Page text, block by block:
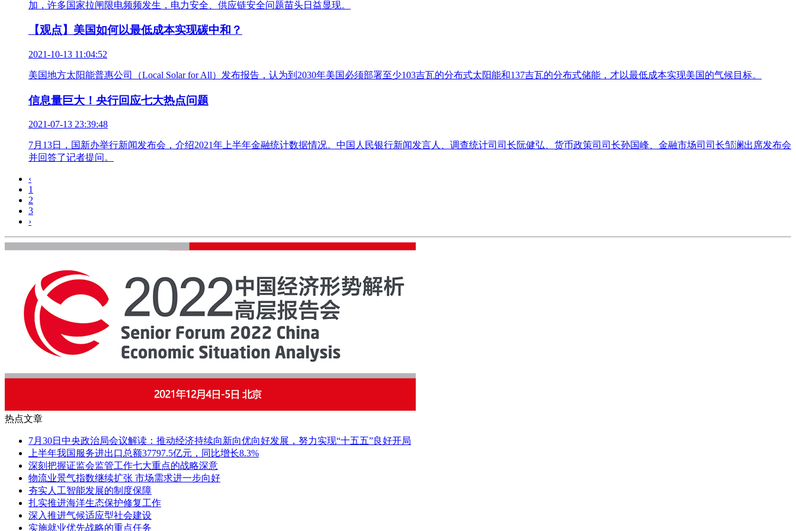
加，许多国家拉闸限电频频发生，电力安全、供应链安全问题苗头日益显现。
【观点】美国如何以最低成本实现碳中和？
2021-10-13 11:04:52
美国地方太阳能普惠公司（Local Solar for All）发布报告，认为到2030年美国必须部署至少103吉瓦的分布式太阳能和137吉瓦的分布式储能，才以最低成本实现美国的气候目标。
信息量巨大！央行回应七大热点问题
2021-07-13 23:39:48
7月13日，国新办举行新闻发布会，介绍2021年上半年金融统计数据情况。中国人民银行新闻发言人、调查统计司司长阮健弘、货币政策司司长孙国峰、金融市场司司长邹澜出席发布会
并回答了记者提问。
‹
1
2
3
›
热点文章
7月30日中央政治局会议解读：推动经济持续向新向优向好发展，努力实现“十五五”良好开局
上半年我国服务进出口总额37797.5亿元，同比增长8.3%
深刻把握证监会监管工作七大重点的战略深意
物流业景气指数继续扩张 市场需求进一步向好
夯实人工智能发展的制度保障
扎实推进海洋生态保护修复工作
深入推进气候适应型社会建设
实施就业优先战略的重点任务